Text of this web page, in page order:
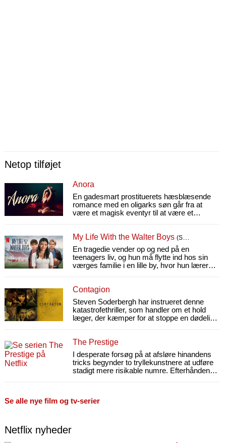
Netop tilføjet
Anora
En gadesmart prostituerets hæsblæsende
romance med en oligarks søn går fra at
være et magisk eventyr til at være et
My Life With the Walter Boys (Sæson 3)
En tragedie vender op og ned på en
teenagers liv, og hun må flytte ind hos sin
værges familie i en lille by, hvor hun lærer
Contagion
Steven Soderbergh har instrueret denne
katastrofethriller, som handler om et hold
læger, der kæmper for at stoppe en dødelig
The Prestige
I desperate forsøg på at afsløre hinandens
tricks begynder to tryllekunstnere at udføre
stadigt mere risikable numre. Efterhånden
Se alle nye film og tv-serier
Netflix nyheder